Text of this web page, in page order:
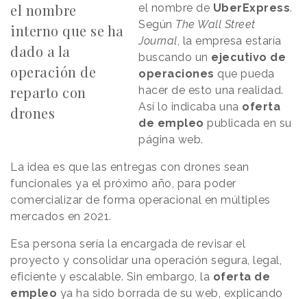
el nombre
interno que se ha
dado a la
operación de
reparto con
drones
el nombre de UberExpress.
Según The Wall Street
Journal, la empresa estaría
buscando un ejecutivo de
operaciones que pueda
hacer de esto una realidad.
Así lo indicaba una oferta
de empleo publicada en su
página web.
La idea es que las entregas con drones sean
funcionales ya el próximo año, para poder
comercializar de forma operacional en múltiples
mercados en 2021.
Esa persona sería la encargada de revisar el
proyecto y consolidar una operación segura, legal,
eficiente y escalable. Sin embargo, la oferta de
empleo ya ha sido borrada de su web, explicando